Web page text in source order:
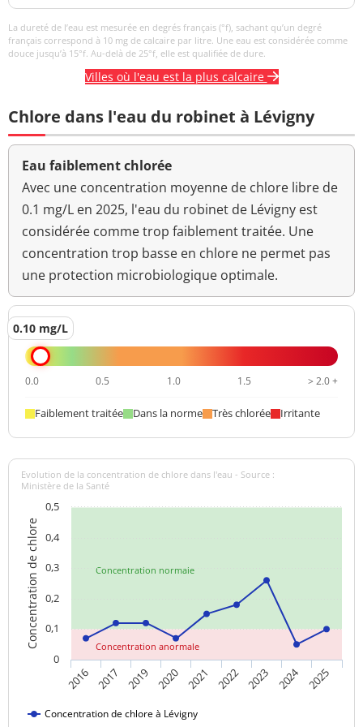
La dureté de l’eau est mesurée en degrés français (°f), sachant qu’un degré
français correspond à 10 mg de calcaire par litre. Une eau est considérée comme
douce jusqu’à 15°f. Au-delà de 25°f, elle est qualifiée de dure.
Villes où l'eau est la plus calcaire
Chlore dans l'eau du robinet à Lévigny
Eau faiblement chlorée
Avec une concentration moyenne de chlore libre de
0.1 mg/L en 2025, l'eau du robinet de Lévigny est
considérée comme trop faiblement traitée. Une
concentration trop basse en chlore ne permet pas
une protection microbiologique optimale.
0.10 mg/L
0.0 0.5 1.0 1.5 > 2.0 +
Faiblement traitée Dans la norme Très chlorée Irritante
Concentration normale
Concentration anormale
Concentration de chlore
Evolution de la concentration de chlore dans l'eau - Source :
Ministère de la Santé
Concentration de chlore à Lévigny
2016 2017 2019 2020 2021 2022 2023 2024 2025
0
0,1
0,2
0,3
0,4
0,5